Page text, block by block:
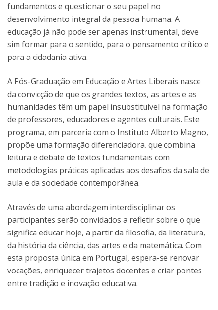
fundamentos e questionar o seu papel no
desenvolvimento integral da pessoa humana. A
educação já não pode ser apenas instrumental, deve
sim formar para o sentido, para o pensamento crítico e
para a cidadania ativa.
A Pós-Graduação em Educação e Artes Liberais nasce
da convicção de que os grandes textos, as artes e as
humanidades têm um papel insubstituível na formação
de professores, educadores e agentes culturais. Este
programa, em parceria com o Instituto Alberto Magno,
propõe uma formação diferenciadora, que combina
leitura e debate de textos fundamentais com
metodologias práticas aplicadas aos desafios da sala de
aula e da sociedade contemporânea.
Através de uma abordagem interdisciplinar os
participantes serão convidados a refletir sobre o que
significa educar hoje, a partir da filosofia, da literatura,
da história da ciência, das artes e da matemática. Com
esta proposta única em Portugal, espera-se renovar
vocações, enriquecer trajetos docentes e criar pontes
entre tradição e inovação educativa.